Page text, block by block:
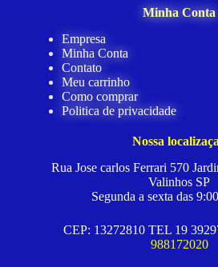
Minha Conta
Empresa
Minha Conta
Contato
Meu carrinho
Como comprar
Politica de privacidade
Nossa
Rua Jose carlos Ferrari 570
Valinhos SP
Segunda a sexta das
CEP: 13272810 TEL 19
988172020